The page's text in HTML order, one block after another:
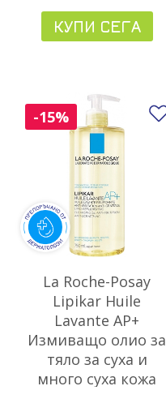
КУПИ СЕГА
La Roche-Posay
Lipikar Huile
Lavante AP+
Измиващо олио за
тяло за суха и
много суха кожа
-15%